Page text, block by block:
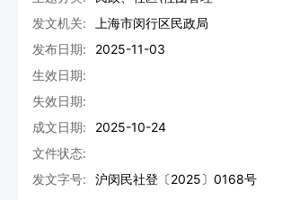
发文机关:
上海市闵行区民政局
发布日期:
2025-11-03
生效日期:
失效日期:
成文日期:
2025-10-24
文件状态:
发文字号:
沪闵民社登〔2025〕0168号